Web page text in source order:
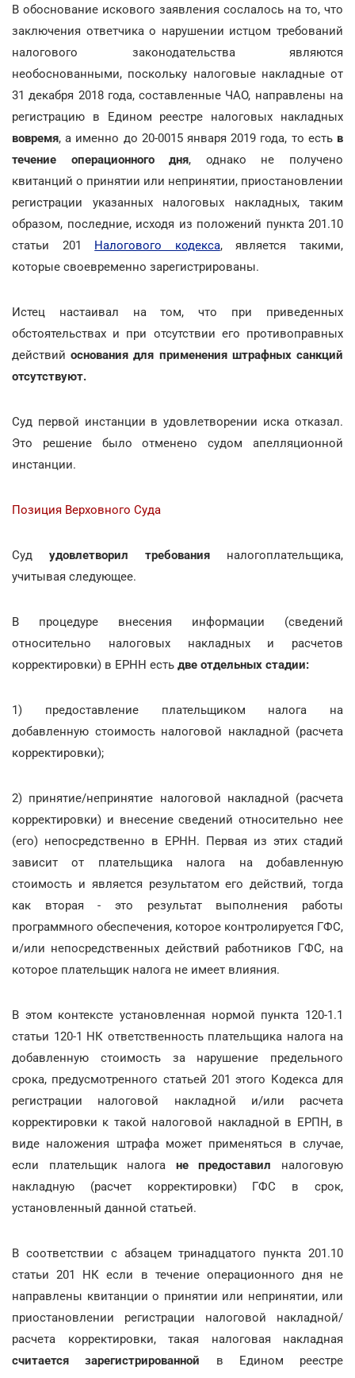
В обоснование искового заявления сослалось на то, что
заключения ответчика о нарушении истцом требований
налогового законодательства являются
необоснованными, поскольку налоговые накладные от
31 декабря 2018 года, составленные ЧАО, направлены на
регистрацию в Едином реестре налоговых накладных
вовремя, а именно до 20-0015 января 2019 года, то есть в
течение операционного дня, однако не получено
квитанций о принятии или непринятии, приостановлении
регистрации указанных налоговых накладных, таким
образом, последние, исходя из положений пункта 201.10
статьи 201 Налогового кодекса, является такими,
которые своевременно зарегистрированы.
Истец настаивал на том, что при приведенных
обстоятельствах и при отсутствии его противоправных
действийоснования для применения штрафных санкций
отсутствуют.
Суд первой инстанции в удовлетворении иска отказал.
Это решение было отменено судом апелляционной
инстанции.
Позиция Верховного Суда
Суд удовлетворил требования налогоплательщика,
учитывая следующее.
В процедуре внесения информации (сведений
относительно налоговых накладных и расчетов
корректировки) в ЕРНН есть две отдельных стадии:
1) предоставление плательщиком налога на
добавленную стоимость налоговой накладной (расчета
корректировки);
2) принятие/непринятие налоговой накладной (расчета
корректировки) и внесение сведений относительно нее
(его) непосредственно в ЕРНН. Первая из этих стадий
зависит от плательщика налога на добавленную
стоимость и является результатом его действий, тогда
как вторая - это результат выполнения работы
программного обеспечения, которое контролируется ГФС,
и/или непосредственных действий работников ГФС, на
которое плательщик налога не имеет влияния.
В этом контексте установленная нормой пункта 120-1.1
статьи 120-1 НК ответственность плательщика налога на
добавленную стоимость за нарушение предельного
срока, предусмотренного статьей 201 этого Кодекса для
регистрации налоговой накладной и/или расчета
корректировки к такой налоговой накладной в ЕРПН, в
виде наложения штрафа может применяться в случае,
если плательщик налога не предоставил налоговую
накладную (расчет корректировки) ГФС в срок,
установленный данной статьей.
В соответствии с абзацем тринадцатого пункта 201.10
статьи 201 НК если в течение операционного дня не
направлены квитанции о принятии или непринятии, или
приостановлении регистрации налоговой накладной/
расчета корректировки, такая налоговая накладная
считается зарегистрированной в Едином реестре